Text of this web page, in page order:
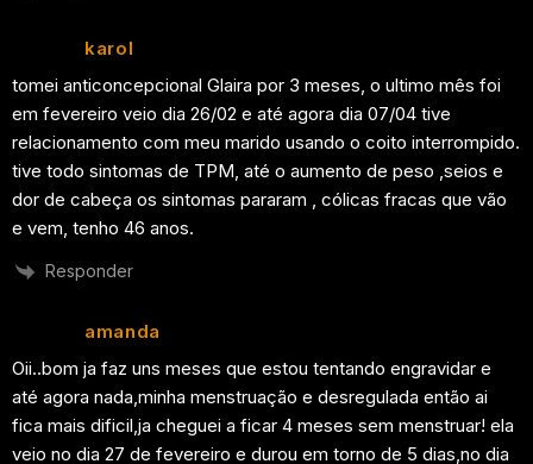
karol
tomei anticoncepcional Glaira por 3 meses, o ultimo mês foi
em fevereiro veio dia 26/02 e até agora dia 07/04 tive
relacionamento com meu marido usando o coito interrompido.
tive todo sintomas de TPM, até o aumento de peso ,seios e
dor de cabeça os sintomas pararam , cólicas fracas que vão
e vem, tenho 46 anos.
Responder
amanda
Oii..bom ja faz uns meses que estou tentando engravidar e
até agora nada,minha menstruação e desregulada então ai
fica mais dificil,ja cheguei a ficar 4 meses sem menstruar! ela
veio no dia 27 de fevereiro e durou em torno de 5 dias,no dia